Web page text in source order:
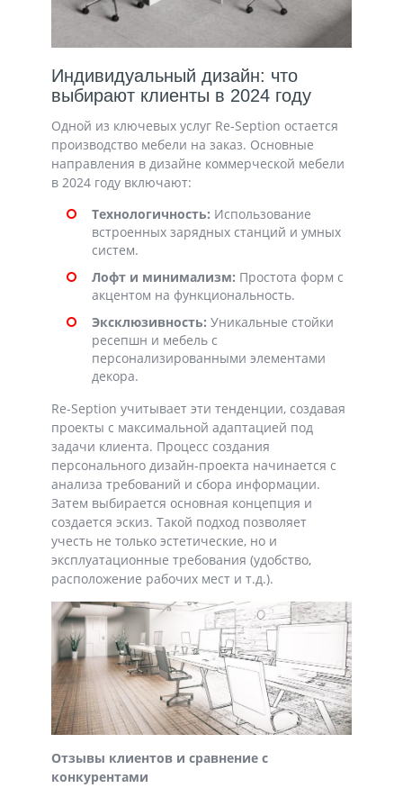
Индивидуальный дизайн: что
выбирают клиенты в 2024 году
Одной из ключевых услуг Re-Seption остается
производство мебели на заказ. Основные
направления в дизайне коммерческой мебели
в 2024 году включают:
Технологичность: Использование
встроенных зарядных станций и умных
систем.
Лофт и минимализм: Простота форм с
акцентом на функциональность.
Эксклюзивность: Уникальные стойки
ресепшн и мебель с
персонализированными элементами
декора.
Re-Seption учитывает эти тенденции, создавая
проекты с максимальной адаптацией под
задачи клиента. Процесс создания
персонального дизайн-проекта начинается с
анализа требований и сбора информации.
Затем выбирается основная концепция и
создается эскиз. Такой подход позволяет
учесть не только эстетические, но и
эксплуатационные требования (удобство,
расположение рабочих мест и т.д.).
Отзывы клиентов и сравнение с
конкурентами